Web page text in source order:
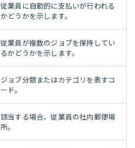
従業員に自動的に支払いが行われる
かどうかを示します。
従業員が複数のジョブを保持してい
るかどうかを示します。
ジョブ分類またはカテゴリを表すコ
ード。
該当する場合、従業員の社内郵便場
所。